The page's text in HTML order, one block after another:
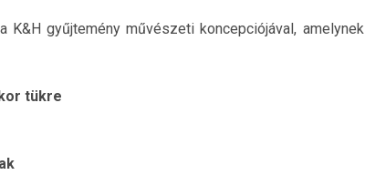
K&H gyűjtemény művészeti koncepciójával, amelynek
tükre